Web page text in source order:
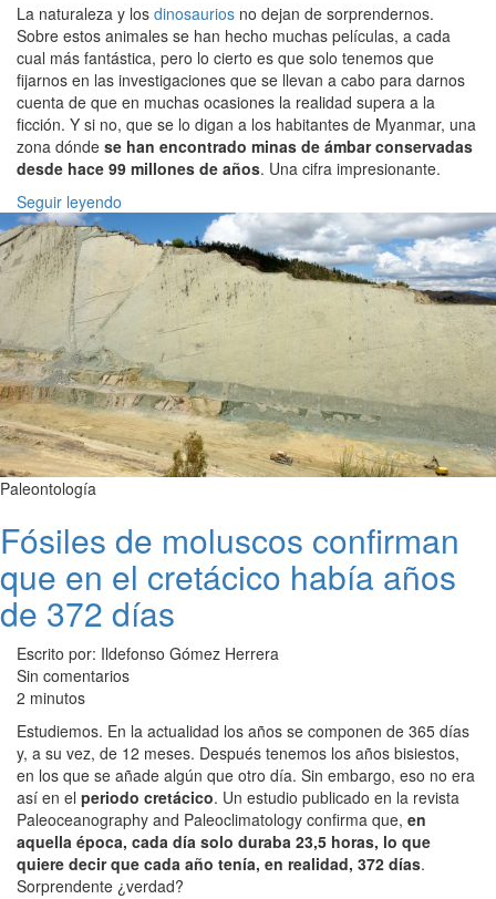
La naturaleza y los dinosaurios no dejan de sorprendernos.
Sobre estos animales se han hecho muchas películas, a cada
cual más fantástica, pero lo cierto es que solo tenemos que
fijarnos en las investigaciones que se llevan a cabo para darnos
cuenta de que en muchas ocasiones la realidad supera a la
ficción. Y si no, que se lo digan a los habitantes de Myanmar, una
zona dónde se han encontrado minas de ámbar conservadas
desde hace 99 millones de años. Una cifra impresionante.
Seguir leyendo
Paleontología
Fósiles de moluscos confirman
que en el cretácico había años
de 372 días
Escrito por: Ildefonso Gómez Herrera
Sin comentarios
2 minutos
Estudiemos. En la actualidad los años se componen de 365 días
y, a su vez, de 12 meses. Después tenemos los años bisiestos,
en los que se añade algún que otro día. Sin embargo, eso no era
así en el periodo cretácico. Un estudio publicado en la revista
Paleoceanography and Paleoclimatology confirma que, en
aquella época, cada día solo duraba 23,5 horas, lo que
quiere decir que cada año tenía, en realidad, 372 días.
Sorprendente ¿verdad?